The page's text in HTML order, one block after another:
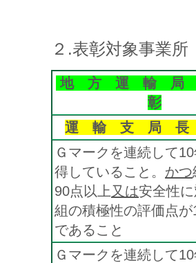
２.表彰対象事業所
地 方 運 輸 局
彰
運 輸 支 局 長
Ｇマークを連続して
得していること。 かつ
90点以上又は安全性
組の積極性の評価点が
であること
Ｇマークを連続して